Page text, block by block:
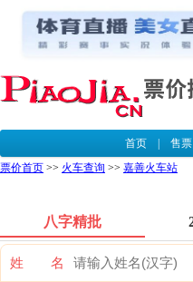
首页| 售
票价首页 >> 火车查询 >> 嘉善火车站
八字精批
姓 名